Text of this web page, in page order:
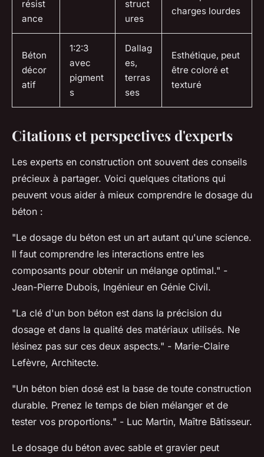
résist
ance
struct
ures
charges lourdes
Béton
décor
atif
1:2:3
avec
pigment
s
Dallag
es,
terras
ses
Esthétique, peut
être coloré et
texturé
Citations et perspectives d'experts
Les experts en construction ont souvent des conseils
précieux à partager. Voici quelques citations qui
peuvent vous aider à mieux comprendre le dosage du
béton :
"Le dosage du béton est un art autant qu'une science.
Il faut comprendre les interactions entre les
composants pour obtenir un mélange optimal." -
Jean-Pierre Dubois, Ingénieur en Génie Civil.
"La clé d'un bon béton est dans la précision du
dosage et dans la qualité des matériaux utilisés. Ne
lésinez pas sur ces deux aspects." - Marie-Claire
Lefèvre, Architecte.
"Un béton bien dosé est la base de toute construction
durable. Prenez le temps de bien mélanger et de
tester vos proportions." - Luc Martin, Maître Bâtisseur.
Le dosage du béton avec sable et gravier peut